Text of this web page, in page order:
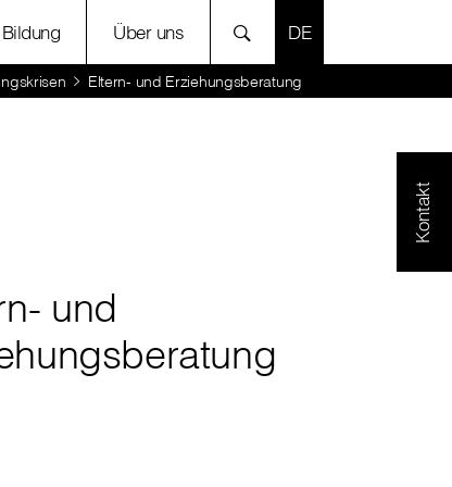
Über uns SPRACHE
Eltern- und Erziehungsberatung
Kontakt
und